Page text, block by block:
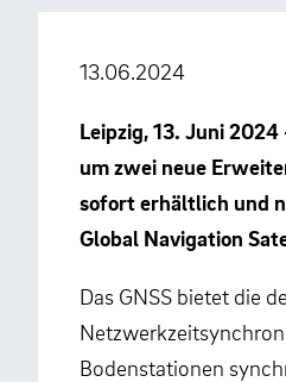
13.06.2024
Leipzig, 13. Juni
um zwei neue
sofort erhältlich und
Global Navigation
Das GNSS bietet die
Bodenstationen